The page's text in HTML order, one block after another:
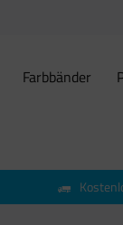
Farbbänder